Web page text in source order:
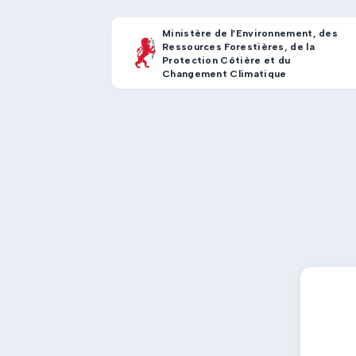
Ministère de l’Environnement, des
Ressources Forestières, de la
Protection Côtière et du
Changement Climatique